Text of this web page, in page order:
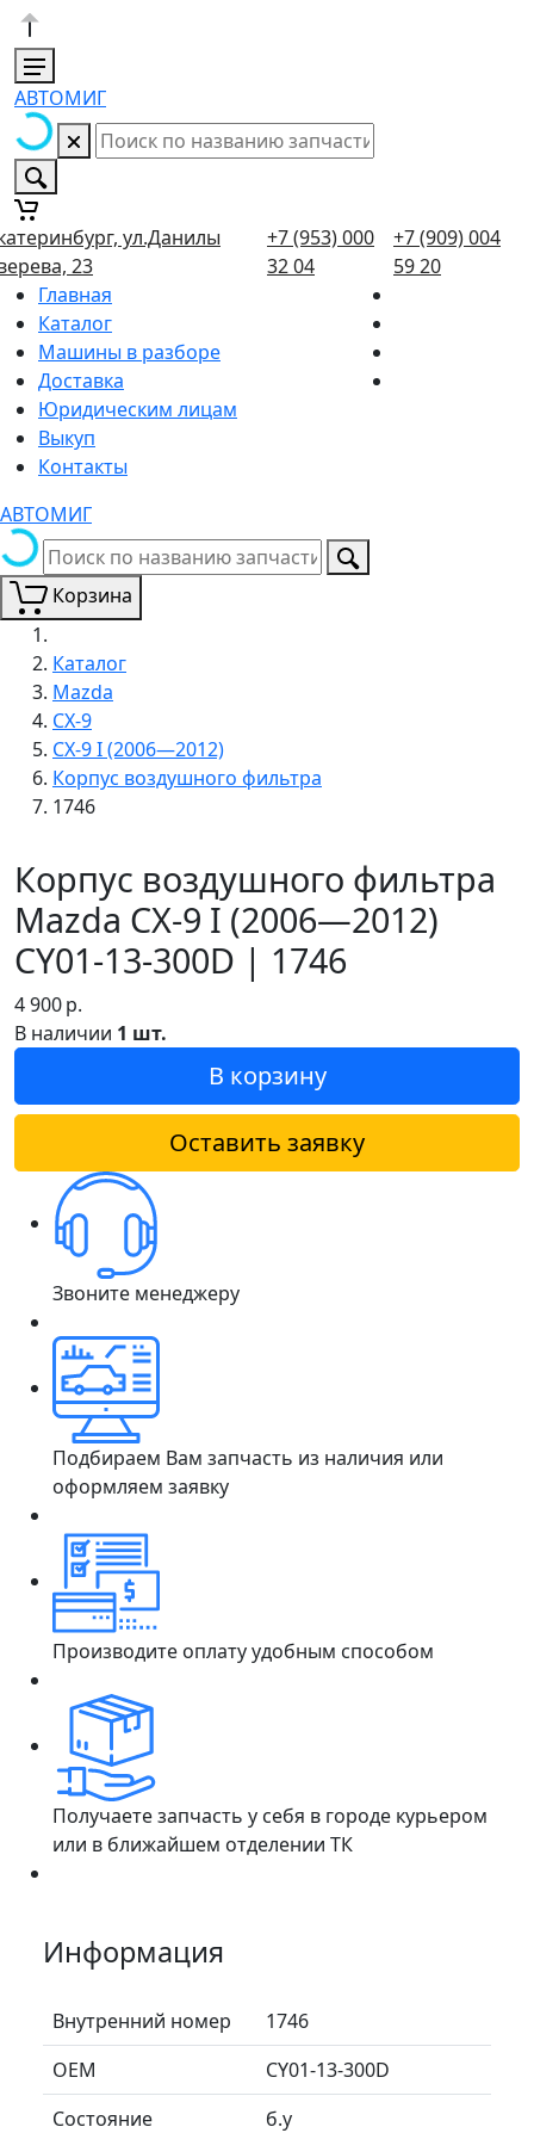
АВТОМИГ
ул.Данилы
23
+7 (953) 000
32 04
+7 (909) 004
59 20
Главная
Каталог
Машины в разборе
Доставка
Юридическим лицам
Выкуп
Контакты
АВТОМИГ
Корзина
Каталог
Mazda
CX-9
CX-9 I (2006—2012)
Корпус воздушного фильтра
1746
Корпус воздушного фильтра
Mazda CX-9 I (2006—2012)
CY01-13-300D | 1746
4 900р.
В наличии 1 шт.
В корзину
Оставить заявку
Звоните менеджеру
Подбираем Вам запчасть из наличия или
оформляем заявку
Производите оплату удобным способом
Получаете запчасть у себя в городе курьером
или в ближайшем отделении ТК
Информация
Внутренний номер
1746
ОЕМ
CY01-13-300D
Состояние
б.у